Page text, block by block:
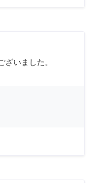
ざいました。